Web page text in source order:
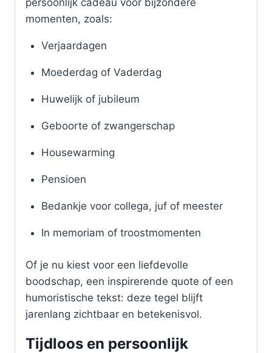
persoonlijk cadeau voor bijzondere
momenten, zoals:
Verjaardagen
Moederdag of Vaderdag
Huwelijk of jubileum
Geboorte of zwangerschap
Housewarming
Pensioen
Bedankje voor collega, juf of meester
In memoriam of troostmomenten
Of je nu kiest voor een liefdevolle
boodschap, een inspirerende quote of een
humoristische tekst: deze tegel blijft
jarenlang zichtbaar en betekenisvol.
Tijdloos en persoonlijk